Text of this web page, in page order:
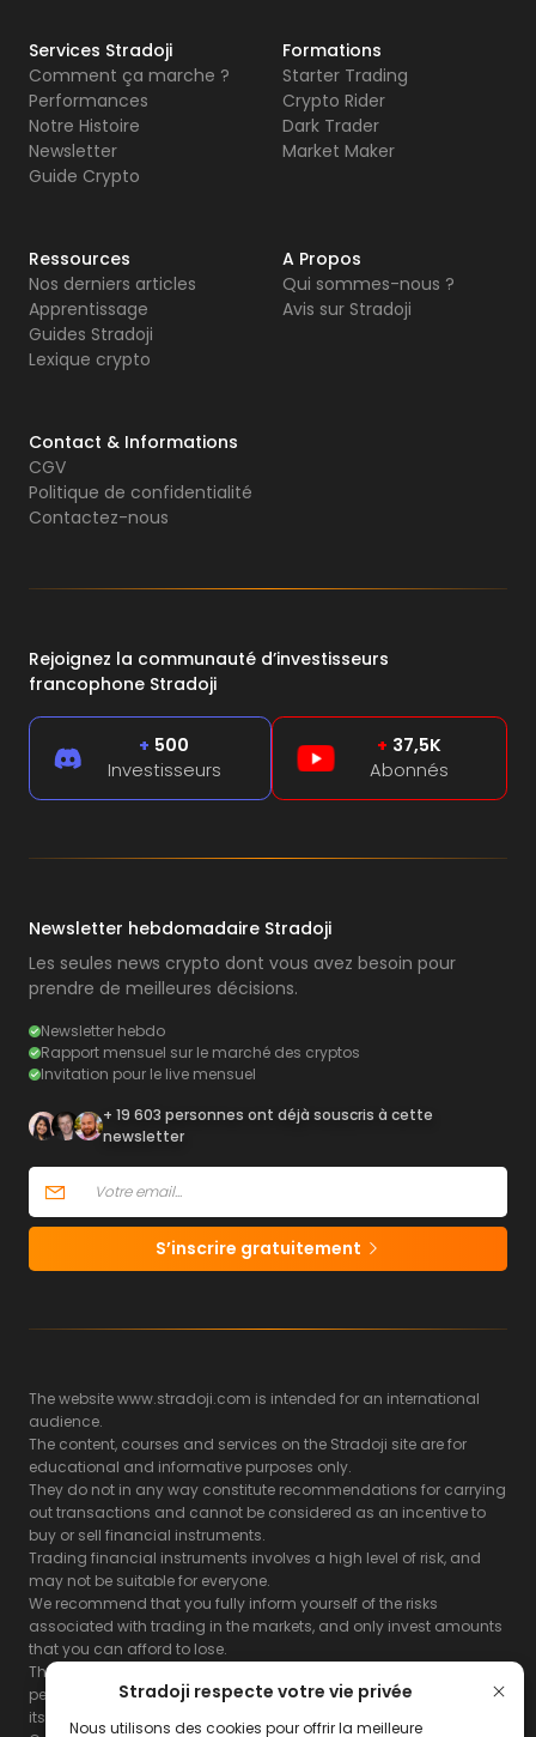
Stradoji respecte votre vie privée
Nous utilisons des cookies pour offrir la meilleure
Services Stradoji
Comment ça marche ?
Performances
Notre Histoire
Newsletter
Guide Crypto
Formations
Starter Trading
Crypto Rider
Dark Trader
Market Maker
Ressources
Nos derniers articles
Apprentissage
Guides Stradoji
Lexique crypto
A Propos
Qui sommes-nous ?
Avis sur Stradoji
Contact & Informations
CGV
Politique de confidentialité
Contactez-nous
Rejoignez la communauté d’investisseurs
francophone Stradoji
+ 500
Investisseurs
+ 37,5K
Abonnés
Newsletter hebdomadaire Stradoji
Les seules news crypto dont vous avez besoin pour
prendre de meilleures décisions.
Newsletter hebdo
Rapport mensuel sur le marché des cryptos
Invitation pour le live mensuel
+ 19 603 personnes ont déjà souscris à cette
newsletter
S’inscrire gratuitement
The website www.stradoji.com is intended for an international
audience.
The content, courses and services on the Stradoji site are for
educational and informative purposes only.
They do not in any way constitute recommendations for carrying
out transactions and cannot be considered as an incentive to
buy or sell financial instruments.
Trading financial instruments involves a high level of risk, and
may not be suitable for everyone.
We recommend that you fully inform yourself of the risks
associated with trading in the markets, and only invest amounts
that you can afford to lose.
The Stradoji site does not guarantee the results or the
performance of products based on the information contained on
its site and its servers.